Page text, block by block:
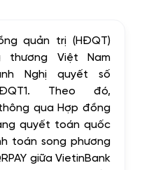
quản trị (HĐQT)
thương Việt Nam
Nghị quyết số
Theo đó,
qua Hợp đồng
quyết toán quốc
toán song phương
giữa VietinBank